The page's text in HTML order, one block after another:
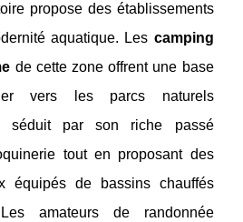
propose des établissements
aquatique. Les camping
de cette zone offrent une base
vers les parcs naturels
séduit par son riche passé
tout en proposant des
équipés de bassins chauffés
amateurs de randonnée